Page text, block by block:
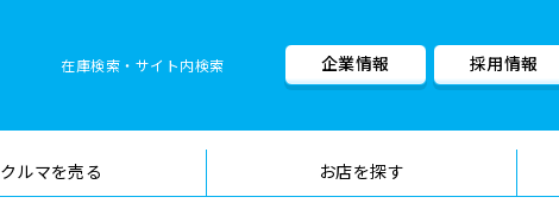
在庫検索・サイト内検索 企業情報 採用情報
クルマを売る お店を探す
車検料金・メニュー 品